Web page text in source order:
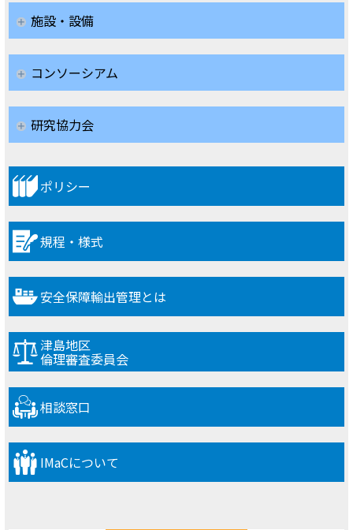
施設・設備
コンソーシアム
研究協力会
ポリシー
規程・様式
安全保障輸出管理とは
津島地区
倫理審査委員会
相談窓口
IMaCについて